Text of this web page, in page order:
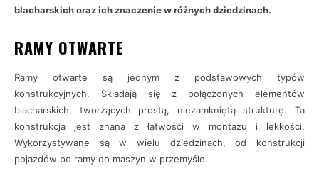
blacharskich oraz ich znaczenie w różnych dziedzinach.
RAMY OTWARTE
Ramy otwarte są jednym z podstawowych typów
konstrukcyjnych. Składają się z połączonych elementów
blacharskich, tworzących prostą, niezamkniętą strukturę. Ta
konstrukcja jest znana z łatwości w montażu i lekkości.
Wykorzystywane są w wielu dziedzinach, od konstrukcji
pojazdów po ramy do maszyn w przemyśle.